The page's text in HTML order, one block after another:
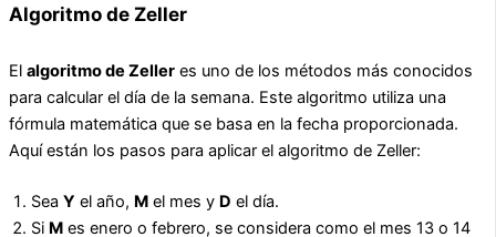
Algoritmo de Zeller
El algoritmo de Zeller es uno de los métodos más conocidos
para calcular el día de la semana. Este algoritmo utiliza una
fórmula matemática que se basa en la fecha proporcionada.
Aquí están los pasos para aplicar el algoritmo de Zeller:
Sea Y el año, M el mes y D el día.
Si M es enero o febrero, se considera como el mes 13 o 14